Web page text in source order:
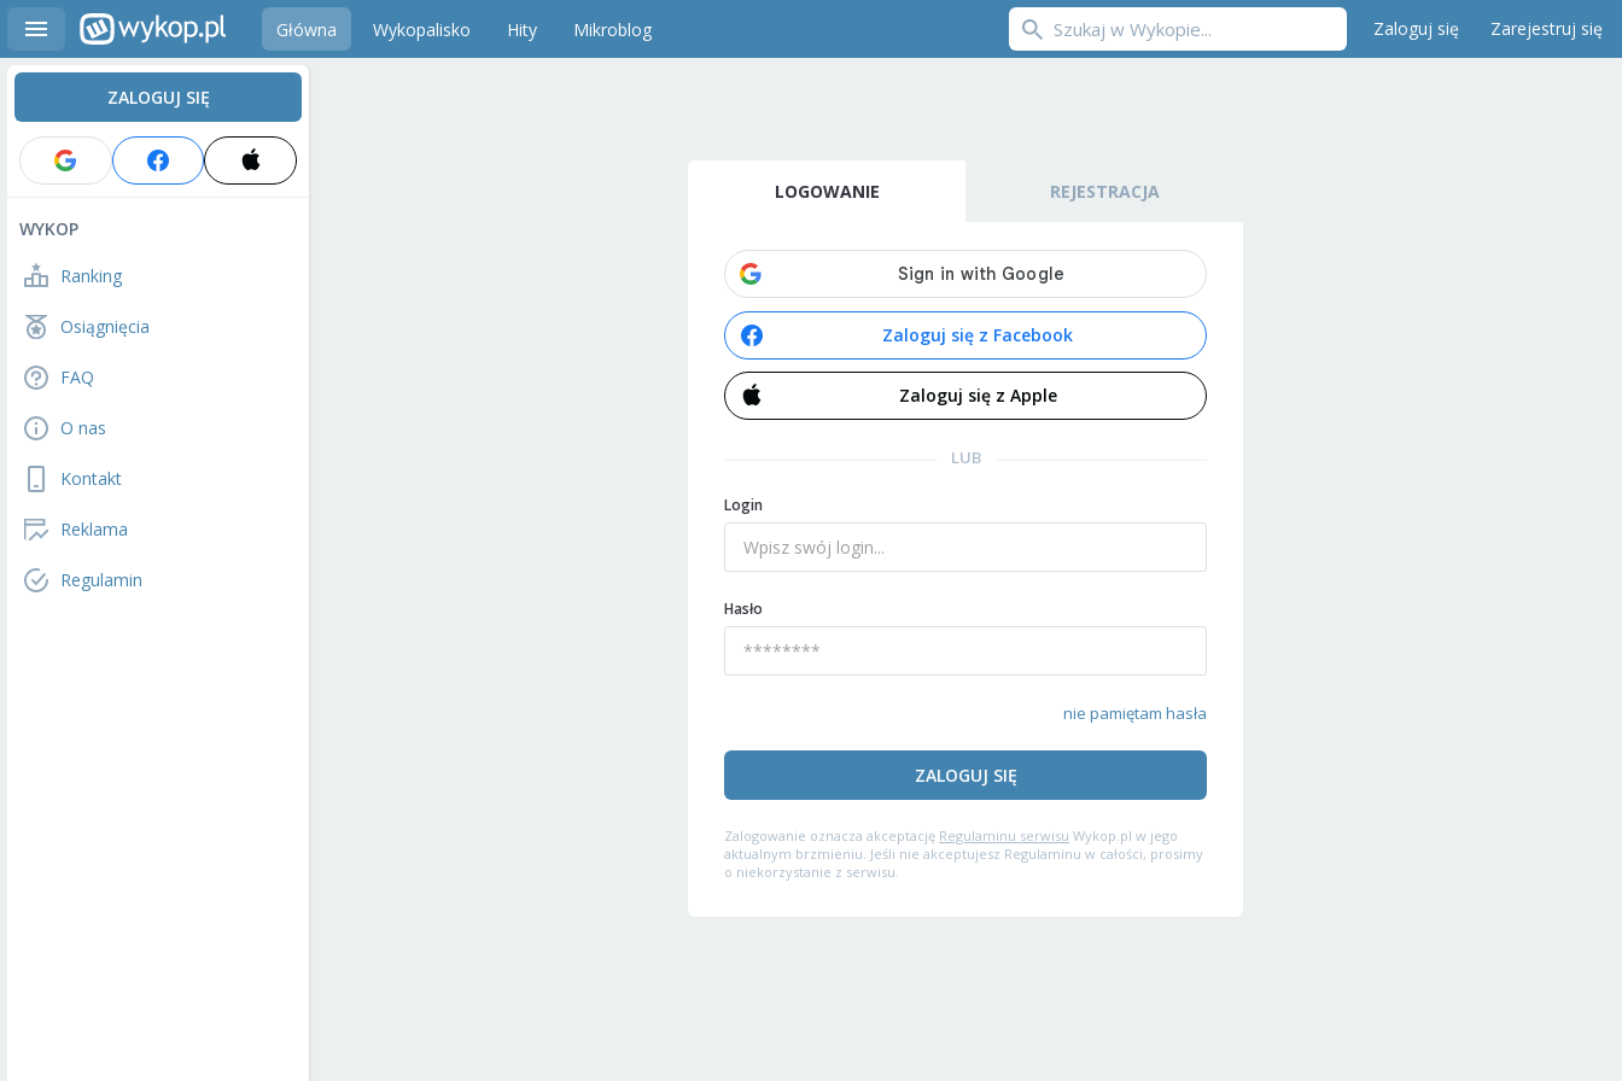
Główna Wykopalisko Hity Mikroblog Zaloguj się Zarejestruj się
ZALOGUJ SIĘ
WYKOP
Ranking
Osiągnięcia
FAQ
O nas
Kontakt
Reklama
Regulamin
LOGOWANIE REJESTRACJA
Zaloguj się z Facebook
Zaloguj się z Apple
LUB
Login
Hasło
nie pamiętam hasła
ZALOGUJ SIĘ
Zalogowanie oznacza akceptację Regulaminu serwisu Wykop.pl w jego
aktualnym brzmieniu. Jeśli nie akceptujesz Regulaminu w całości, prosimy
o niekorzystanie z serwisu.